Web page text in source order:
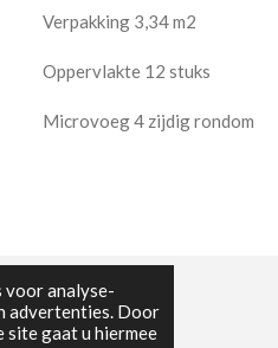
voor analyse-
advertenties. Door
site gaat u hiermee
Verpakking 3,34 m2
Oppervlakte 12 stuks
Microvoeg 4 zijdig rondom